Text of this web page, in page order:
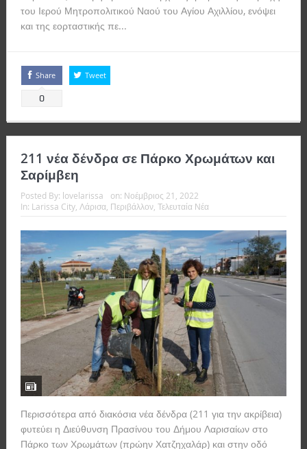
του Ιερού Μητροπολιτικού Ναού του Αγίου Αχιλλίου, ενόψει
και της εορταστικής πε...
Share
0
Tweet
211 νέα δένδρα σε Πάρκο Χρωμάτων και
Σαρίμβεη
Posted By: lovelarissa on: Νοέμβριος 21, 2022
In: Larissa City, Λάρισα, Περιβάλλον, Τελευταία Νέα
Περισσότερα από διακόσια νέα δένδρα (211 για την ακρίβεια)
φυτεύει η Διεύθυνση Πρασίνου του Δήμου Λαρισαίων στο
Πάρκο των Χρωμάτων (πρώην Χατζηχαλάρ) και στην οδό